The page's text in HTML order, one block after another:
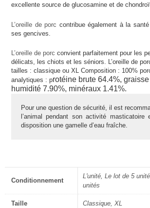
excellente source de glucosamine et de
L’oreille de porc contribue également à la
ses gencives.
L’oreille de porc convient parfaitement pour les
délicats, les chiots et les séniors. L’oreille de
tailles : classique ou XL Composition : 100%
analytiques : protéine brute 64.4%, g
humidité 7.90%, minéraux 1.41%.
Pour une question de sécurité, il est
l’animal pendant son activité
disposition une gamelle d’eau fraîche.
Conditionnement
L'unité, Le lot de 5
unités
Taille Classique, XL